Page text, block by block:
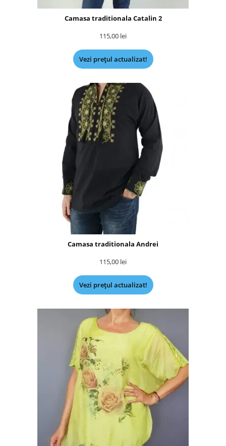
Camasa traditionala Catalin 2
115,00 lei
Vezi prețul actualizat!
Camasa traditionala Andrei
115,00 lei
Vezi prețul actualizat!